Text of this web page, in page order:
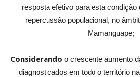
resposta efetivo para esta condição
repercussão populacional, no
Mamanguape;
Considerando o crescente aumento
diagnosticados em todo o território